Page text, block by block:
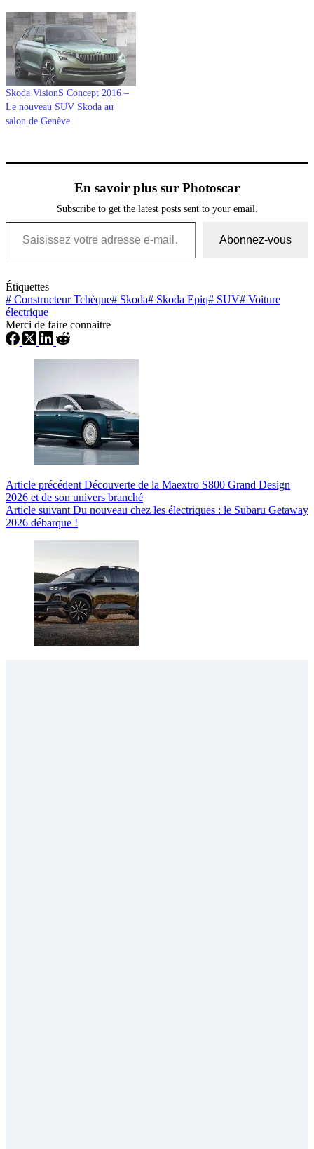
Skoda VisionS Concept 2016 –
Le nouveau SUV Skoda au
salon de Genève
En savoir plus sur Photoscar
Subscribe to get the latest posts sent to your email.
Saisissez votre adresse e-mail…
Abonnez-vous
Étiquettes
# Constructeur Tchèque# Skoda# Skoda Epiq# SUV# Voiture
électrique
Merci de faire connaitre
Article précédent Découverte de la Maextro S800 Grand Design
2026 et de son univers branché
Article suivant Du nouveau chez les électriques : le Subaru Getaway
2026 débarque !